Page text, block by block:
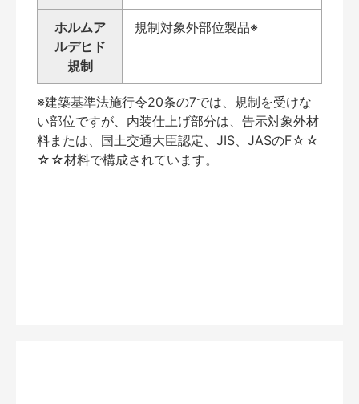
ホルムア
ルデヒド
規制
規制対象外部位製品※
※建築基準法施行令20条の7では、規制を受けな
い部位ですが、内装仕上げ部分は、告示対象外材
料または、国土交通大臣認定、JIS、JASのF☆☆
☆☆材料で構成されています。